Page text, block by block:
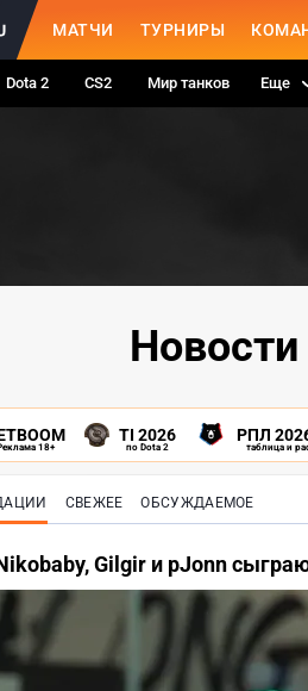
МАТЧИ ТУРНИРЫ
Dota 2 CS2 Мир танков Еще
18+
TI 2026
по Dota 2
РПЛ
таблица и
СВЕЖЕЕ ОБСУЖДАЕМОЕ
Gilgir и pJonn